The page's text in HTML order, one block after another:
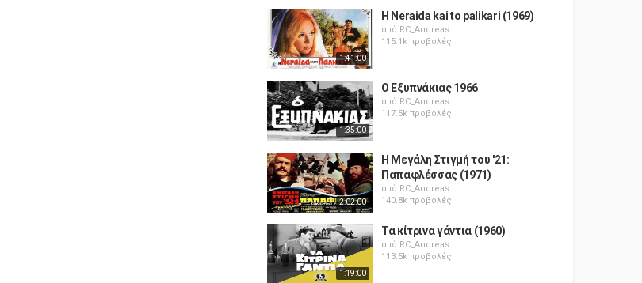
1:41:00
H Neraida kai to palikari (1969)
από RC_Andreas
115.1k προβολές
1:35:00
Ο Εξυπνάκιας 1966
από RC_Andreas
117.5k προβολές
2:02:00
Η Μεγάλη Στιγμή του '21:
Παπαφλέσσας (1971)
από RC_Andreas
140.8k προβολές
1:19:00
Τα κίτρινα γάντια (1960)
από RC_Andreas
113.5k προβολές